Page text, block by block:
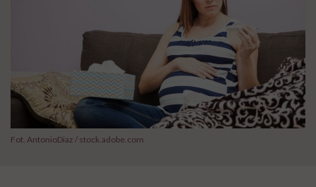
Fot. AntonioDiaz / stock.adobe.com